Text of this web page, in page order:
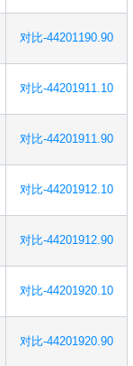
对比-44201190.90
对比-44201911.10
对比-44201911.90
对比-44201912.10
对比-44201912.90
对比-44201920.10
对比-44201920.90